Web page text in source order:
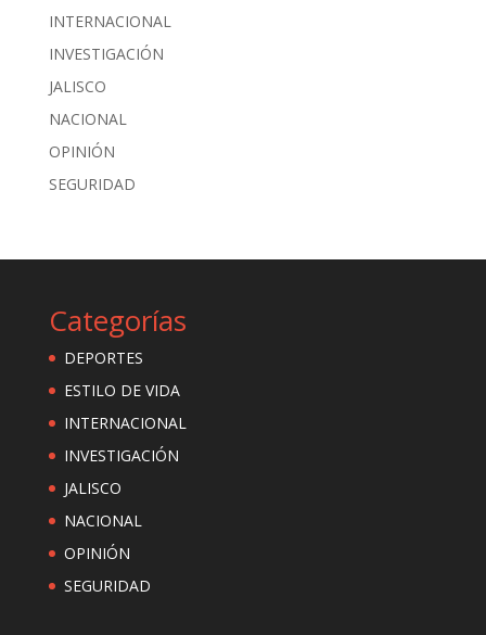
INTERNACIONAL
INVESTIGACIÓN
JALISCO
NACIONAL
OPINIÓN
SEGURIDAD
Categorías
DEPORTES
ESTILO DE VIDA
INTERNACIONAL
INVESTIGACIÓN
JALISCO
NACIONAL
OPINIÓN
SEGURIDAD